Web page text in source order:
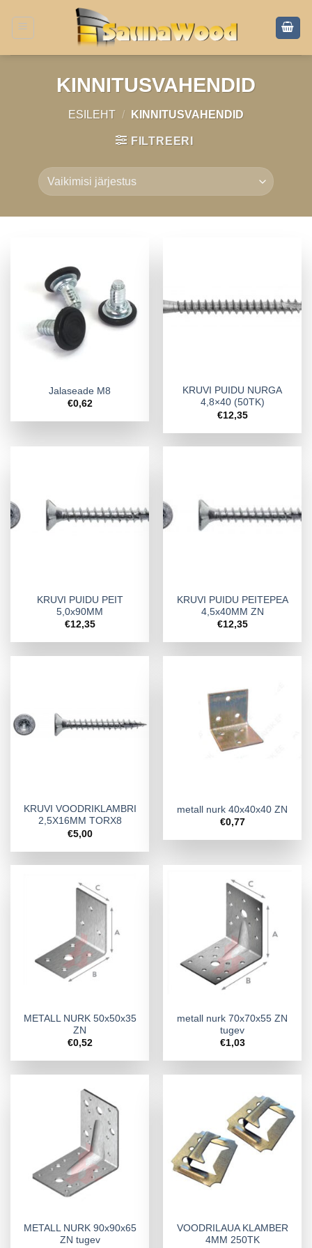
content
KINNITUSVAHENDID
ESILEHT / KINNITUSVAHENDID
FILTREERI
Jalaseade M8
€0,62
KRUVI PUIDU NURGA
4,8×40 (50TK)
€12,35
KRUVI PUIDU PEIT
5,0x90MM
€12,35
KRUVI PUIDU PEITEPEA
4,5x40MM ZN
€12,35
KRUVI VOODRIKLAMBRI
2,5X16MM TORX8
€5,00
metall nurk 40x40x40 ZN
€0,77
METALL NURK 50x50x35
ZN
€0,52
metall nurk 70x70x55 ZN
tugev
€1,03
METALL NURK 90x90x65
ZN tugev
VOODRILAUA KLAMBER
4MM 250TK